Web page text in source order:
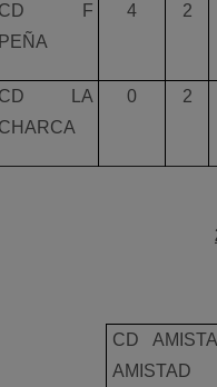
F
4 2
LA
0 2
CD
AMISTAD